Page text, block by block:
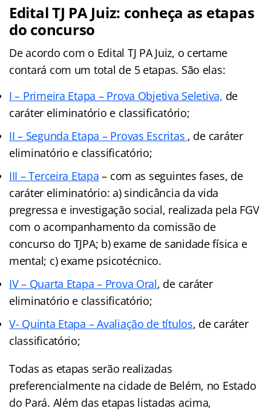
Edital TJ PA Juiz: conheça as etapas
do concurso
De acordo com o Edital TJ PA Juiz, o certame
contará com um total de 5 etapas. São elas:
I – Primeira Etapa – Prova Objetiva Seletiva, de
caráter eliminatório e classificatório;
II – Segunda Etapa – Provas Escritas , de caráter
eliminatório e classificatório;
III – Terceira Etapa – com as seguintes fases, de
caráter eliminatório: a) sindicância da vida
pregressa e investigação social, realizada pela FGV
com o acompanhamento da comissão de
concurso do TJPA; b) exame de sanidade física e
mental; c) exame psicotécnico.
IV – Quarta Etapa – Prova Oral, de caráter
eliminatório e classificatório;
V- Quinta Etapa – Avaliação de títulos, de caráter
classificatório;
Todas as etapas serão realizadas
preferencialmente na cidade de Belém, no Estado
do Pará. Além das etapas listadas acima,